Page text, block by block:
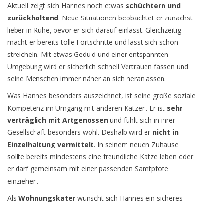
Aktuell zeigt sich Hannes noch etwas schüchtern und
zurückhaltend. Neue Situationen beobachtet er zunächst
lieber in Ruhe, bevor er sich darauf einlässt. Gleichzeitig
macht er bereits tolle Fortschritte und lässt sich schon
streicheln. Mit etwas Geduld und einer entspannten
Umgebung wird er sicherlich schnell Vertrauen fassen und
seine Menschen immer näher an sich heranlassen.
Was Hannes besonders auszeichnet, ist seine große soziale
Kompetenz im Umgang mit anderen Katzen. Er ist sehr
verträglich mit Artgenossen und fühlt sich in ihrer
Gesellschaft besonders wohl. Deshalb wird er nicht in
Einzelhaltung vermittelt. In seinem neuen Zuhause
sollte bereits mindestens eine freundliche Katze leben oder
er darf gemeinsam mit einer passenden Samtpfote
einziehen.
Als Wohnungskater wünscht sich Hannes ein sicheres